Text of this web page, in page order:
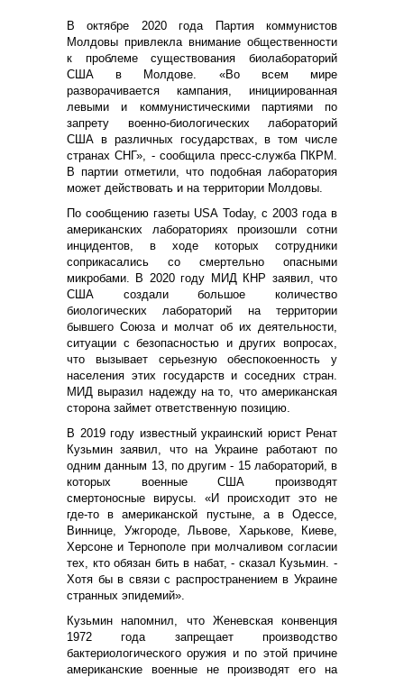
В октябре 2020 года Партия коммунистов
Молдовы привлекла внимание общественности
к проблеме существования биолабораторий
США в Молдове. «Во всем мире
разворачивается кампания, инициированная
левыми и коммунистическими партиями по
запрету военно-биологических лабораторий
США в различных государствах, в том числе
странах СНГ», - сообщила пресс-служба ПКРМ.
В партии отметили, что подобная лаборатория
может действовать и на территории Молдовы.
По сообщению газеты USA Today, с 2003 года в
американских лабораториях произошли сотни
инцидентов, в ходе которых сотрудники
соприкасались со смертельно опасными
микробами. В 2020 году МИД КНР заявил, что
США создали большое количество
биологических лабораторий на территории
бывшего Союза и молчат об их деятельности,
ситуации с безопасностью и других вопросах,
что вызывает серьезную обеспокоенность у
населения этих государств и соседних стран.
МИД выразил надежду на то, что американская
сторона займет ответственную позицию.
В 2019 году известный украинский юрист Ренат
Кузьмин заявил, что на Украине работают по
одним данным 13, по другим - 15 лабораторий, в
которых военные США производят
смертоносные вирусы. «И происходит это не
где-то в американской пустыне, а в Одессе,
Виннице, Ужгороде, Львове, Харькове, Киеве,
Херсоне и Тернополе при молчаливом согласии
тех, кто обязан бить в набат, - сказал Кузьмин. -
Хотя бы в связи с распространением в Украине
странных эпидемий».
Кузьмин напомнил, что Женевская конвенция
1972 года запрещает производство
бактериологического оружия и по этой причине
американские военные не производят его на